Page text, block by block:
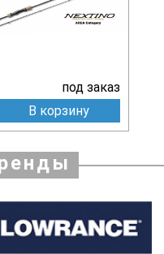
под заказ
В корзину